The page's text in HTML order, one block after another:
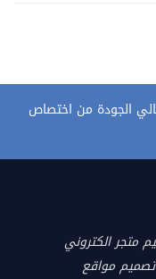
الجودة من اختصاص
متجر الكتروني
مواقع